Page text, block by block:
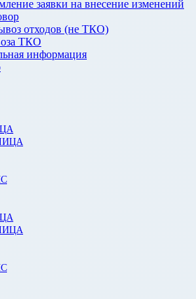
заявки на внесение изменений
отходов (не ТКО)
ТКО
информация